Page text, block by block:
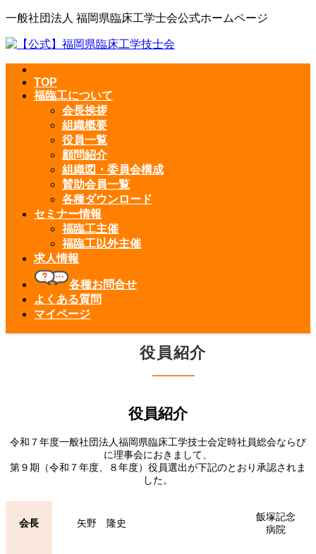
一般社団法人 福岡県臨床工学士会公式ホームページ
TOP
福臨工について
会長挨拶
組織概要
役員一覧
顧問紹介
組織図・委員会構成
賛助会員一覧
各種ダウンロード
セミナー情報
福臨工主催
福臨工以外主催
求人情報
各種お問合せ
よくある質問
マイページ
役員紹介
役員紹介
令和７年度一般社団法人福岡県臨床工学技士会定時社員総会ならび
に理事会におきまして、
第９期（令和７年度、８年度）役員選出が下記のとおり承認されま
した。
会長 矢野 隆史
飯塚記念
病院